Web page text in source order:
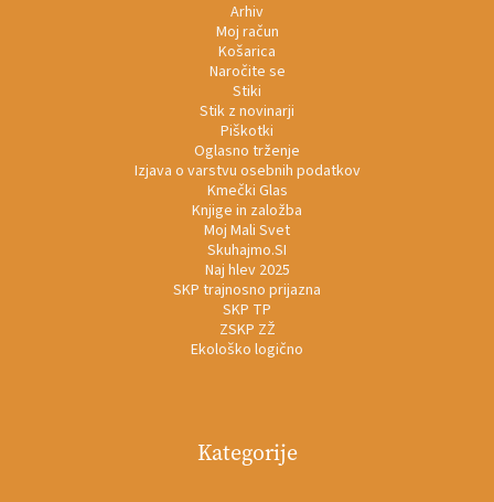
Arhiv
Moj račun
Košarica
Naročite se
Stiki
Stik z novinarji
Piškotki
Oglasno trženje
Izjava o varstvu osebnih podatkov
Kmečki Glas
Knjige in založba
Moj Mali Svet
Skuhajmo.SI
Naj hlev 2025
SKP trajnosno prijazna
SKP TP
ZSKP ZŽ
Ekološko logično
Kategorije